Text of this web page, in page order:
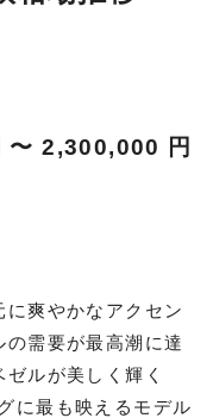
2,300,000 円
爽やかなアクセン
の需要が最高潮に達
ルが美しく輝く
に最も映えるモデル